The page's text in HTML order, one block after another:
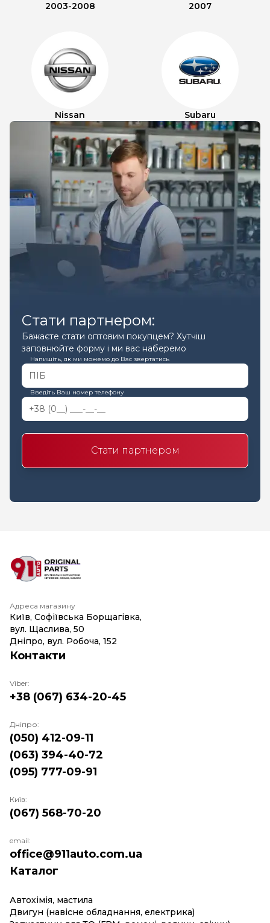
2003-2008
2007
Nissan Subaru
Стати партнером:
Бажаєте стати оптовим покупцем? Хутчіш
заповнюйте форму і ми вас наберемо
Напишіть, як ми можемо до Вас звертатись
Введіть Ваш номер телефону
Стати партнером
Адреса магазину
Київ, Софіївська Борщагівка,
вул. Щаслива, 50
Дніпро, вул. Робоча, 152
Каталог
Автохімія, мастила
Двигун (навісне обладнання, електрика)
Контакти
Viber:
+38 (067) 634-20-45
Дніпро:
(050) 412-09-11
(063) 394-40-72
(095) 777-09-91
Київ:
(067) 568-70-20
email:
office@911auto.com.ua